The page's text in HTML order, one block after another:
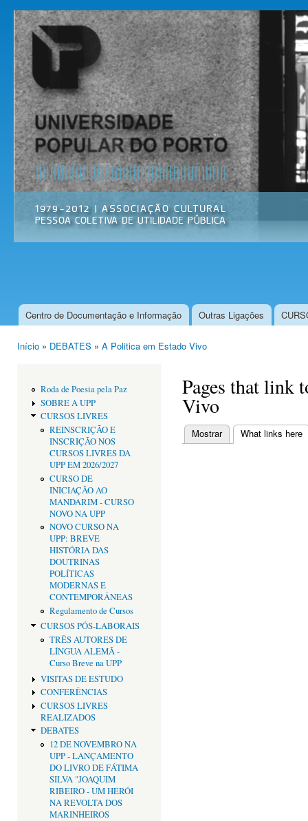
Universidade
Popular do
Porto
Associação
Cultural
Menu principal
Centro de Documentação e Informação Outras Ligações
Início » DEBATES » A Politica em Estado Vivo
Roda de Poesia pela Paz
SOBRE A UPP
CURSOS LIVRES
REINSCRIÇÃO E
INSCRIÇÃO NOS
CURSOS LIVRES DA
UPP EM 2026/2027
CURSO DE
INICIAÇÃO AO
MANDARIM - CURSO
NOVO NA UPP
NOVO CURSO NA
UPP: BREVE
HISTÓRIA DAS
DOUTRINAS
POLÍTICAS
MODERNAS E
CONTEMPORÂNEAS
Regulamento de Cursos
CURSOS PÓS-LABORAIS
TRÊS AUTORES DE
LÍNGUA ALEMÃ -
Curso Breve na UPP
VISITAS DE ESTUDO
CONFERÊNCIAS
CURSOS LIVRES
REALIZADOS
DEBATES
12 DE NOVEMBRO NA
UPP - LANÇAMENTO
DO LIVRO DE FÁTIMA
SILVA "JOAQUIM
RIBEIRO - UM HERÓI
NA REVOLTA DOS
MARINHEIROS
Pages that link
Vivo
Separadores
Mostrar What links here